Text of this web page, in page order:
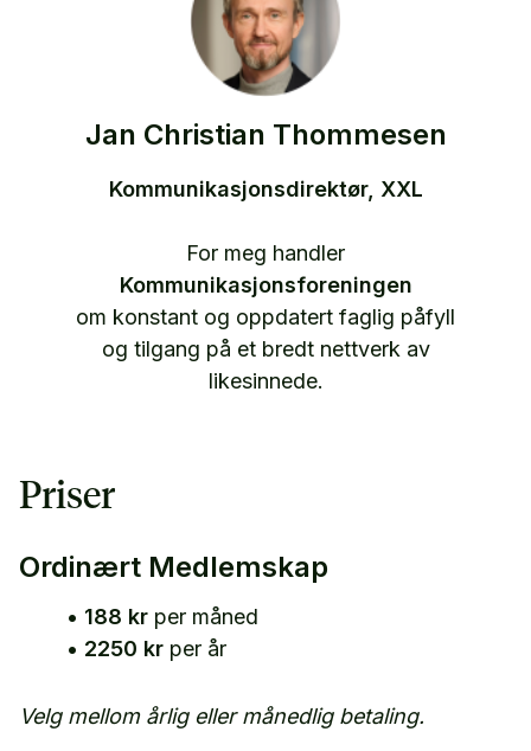
Jan Christian Thommesen
Kommunikasjonsdirektør, XXL
For meg handler
Kommunikasjonsforeningen
om konstant og oppdatert faglig påfyll
og tilgang på et bredt nettverk av
likesinnede.
Priser
Ordinært Medlemskap
• 188 kr per måned
• 2250 kr per år
Velg mellom årlig eller månedlig betaling.